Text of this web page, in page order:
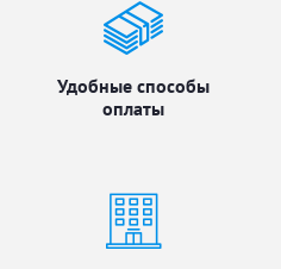
Удобные способы
оплаты